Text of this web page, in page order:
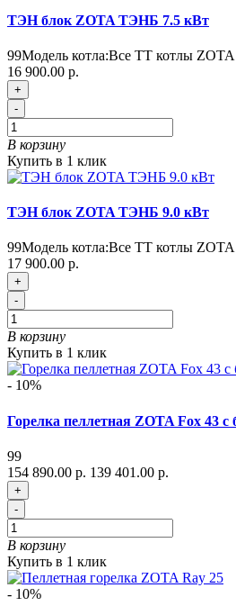
ТЭН блок ZOTA ТЭНБ 7.5 кВт
99Модель котла:Все ТТ котлы ZOTA
16 900.00 р.
+
-
В корзину
Купить в 1 клик
ТЭН блок ZOTA ТЭНБ 9.0 кВт
99Модель котла:Все ТТ котлы ZOTA
17 900.00 р.
+
-
В корзину
Купить в 1 клик
- 10%
Горелка пеллетная ZOTA Fox 43 с
99
154 890.00 р. 139 401.00 р.
+
-
В корзину
Купить в 1 клик
- 10%